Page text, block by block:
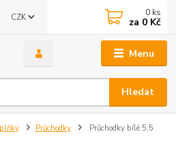
Menu
CZK
Hledat
0 ks
za 0 Kč
Průchodky Průchodky bílé 5,5